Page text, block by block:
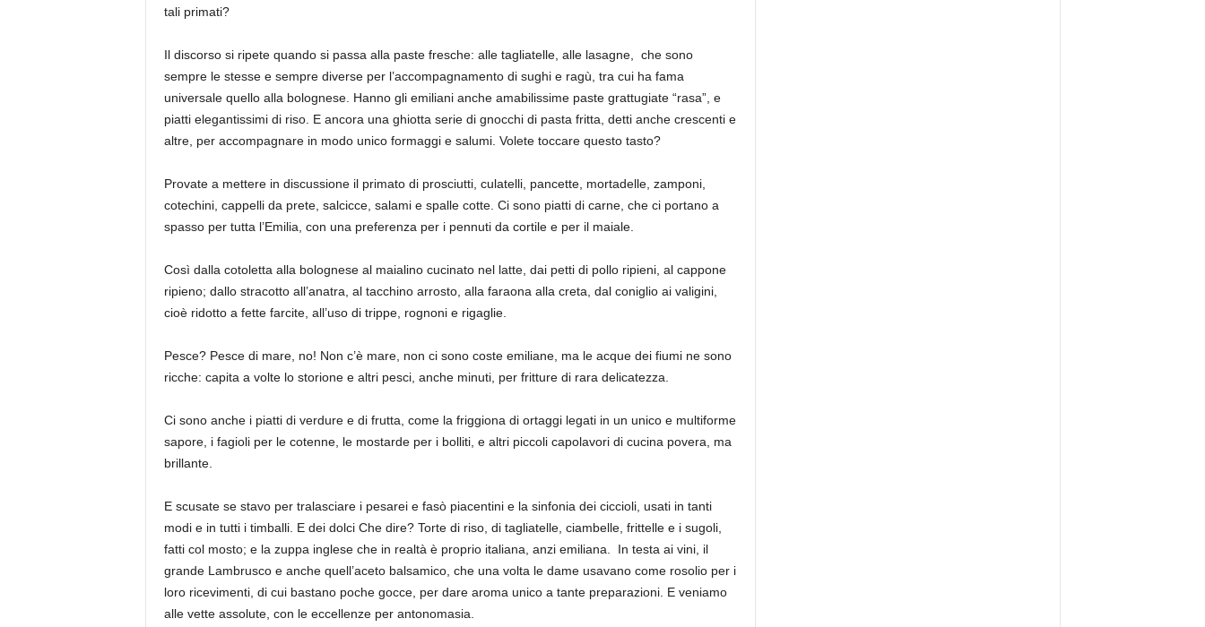
tali primati?
Il discorso si ripete quando si passa alla paste fresche: alle tagliatelle, alle lasagne, che sono
sempre le stesse e sempre diverse per l’accompagnamento di sughi e ragù, tra cui ha fama
universale quello alla bolognese. Hanno gli emiliani anche amabilissime paste grattugiate“rasa”, e
piatti elegantissimi di riso. E ancora una ghiotta serie di gnocchi di pasta fritta, detti anche crescenti e
altre, per accompagnare in modo unico formaggi e salumi. Volete toccare questo tasto?
Provate a mettere in discussione il primato di prosciutti, culatelli, pancette, mortadelle, zamponi,
cotechini, cappelli da prete, salcicce, salami e spalle cotte. Ci sono piatti di carne, che ci portano a
spasso per tutta l’Emilia, con una preferenza per i pennuti da cortile e per il maiale.
Così dalla cotoletta alla bolognese al maialino cucinato nel latte, dai petti di pollo ripieni, al cappone
ripieno; dallo stracotto all’anatra, al tacchino arrosto, alla faraona alla creta , dal coniglio ai valigini,
cioè ridotto a fette farcite, all’uso di trippe, rognoni e rigaglie.
Pesce? Pesce di mare, no! Non c’è mare, non ci sono coste emiliane, ma le acque dei fiumi ne sono
ricche: capita a volte lo storione e altri pesci, anche minuti, per fritture di rara delicatezza.
Ci sonoanche i piatti di verdure e di frutta, comela friggiona di ortaggi legati in un unico e multiforme
sapore, i fagioli per le cotenne, le mostarde per i bolliti, e altri piccoli capolavori di cucina povera, ma
brillante.
E scusate se stavo per tralasciare i pesareie fasòpiacentini e la sinfonia dei ciccioli, usati in tanti
modi e in tutti i timballi. E dei dolci Che dire? Torte di riso, di tagliatelle, ciambelle, frittelle ei sugoli,
fatti col mosto; e la zuppa inglese che in realtà è proprio italiana, anzi emiliana. In testa ai vini, il
grande Lambrusco e anche quell’aceto balsamico, che una volta le dame usavano come rosolio per i
loro ricevimenti, di cui bastano poche gocce, per dare aroma unico a tante preparazioni. E veniamo
alle vette assolute, con le eccellenze per antonomasia.